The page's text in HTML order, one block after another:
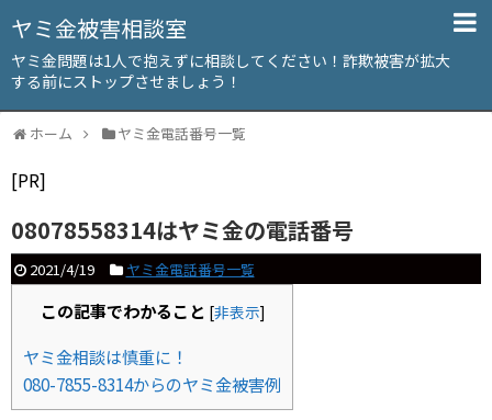
ヤミ金被害相談室
ヤミ金問題は1人で抱えずに相談してください！詐欺被害が拡大
する前にストップさせましょう！
ホーム ヤミ金電話番号一覧
[PR]
08078558314はヤミ金の電話番号
2021/4/19 ヤミ金電話番号一覧
この記事でわかること [非表示]
ヤミ金相談は慎重に！
080-7855-8314からのヤミ金被害例